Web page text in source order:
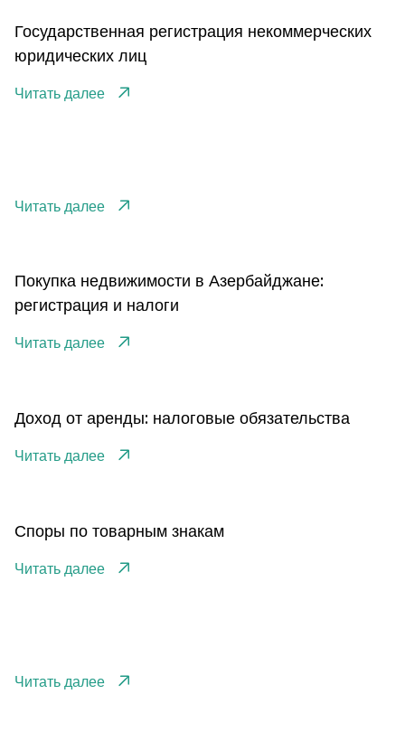
Государственная регистрация некоммерческих
юридических лиц
Читать далее
Читать далее
Покупка недвижимости в Азербайджане:
регистрация и налоги
Читать далее
Доход от аренды: налоговые обязательства
Читать далее
Споры по товарным знакам
Читать далее
Читать далее